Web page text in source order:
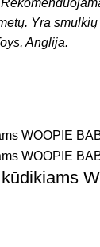
Yra
, Anglija.